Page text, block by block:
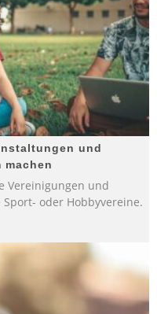
und
machen
Vereinigungen und
oder Hobbyvereine.